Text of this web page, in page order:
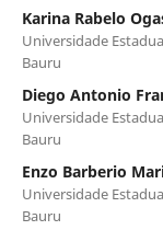
Karina Rabelo
Universidade
Bauru
Diego Antonio
Universidade
Bauru
Enzo Barberio
Universidade
Bauru